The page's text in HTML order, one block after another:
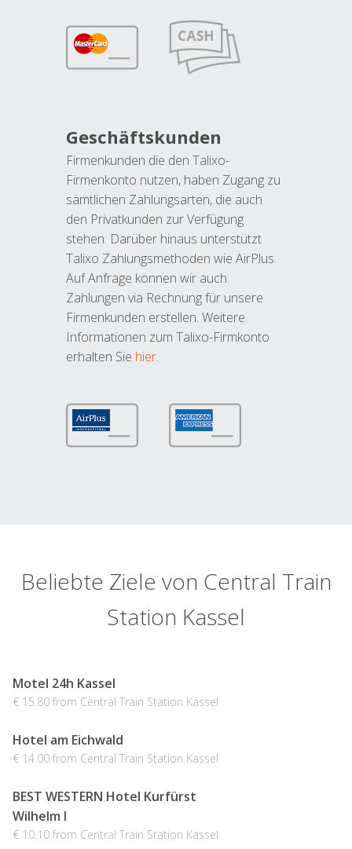
Geschäftskunden
Firmenkunden die den Talixo-
Firmenkonto nutzen, haben Zugang zu
sämtlichen Zahlungsarten, die auch
den Privatkunden zur Verfügung
stehen. Darüber hinaus unterstützt
Talixo Zahlungsmethoden wie AirPlus.
Auf Anfrage können wir auch
Zahlungen via Rechnung für unsere
Firmenkunden erstellen. Weitere
Informationen zum Talixo-Firmkonto
erhalten Sie hier.
Beliebte Ziele von Central Train
Station Kassel
Motel 24h Kassel
€ 15.80 from Central Train Station Kassel
Hotel am Eichwald
€ 14.00 from Central Train Station Kassel
BEST WESTERN Hotel Kurfürst
Wilhelm I
€ 10.10 from Central Train Station Kassel